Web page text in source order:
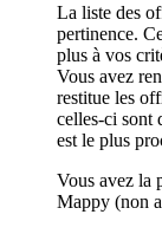
La liste des
pertinence.
plus à vos
Vous avez
restitue les
celles-ci sont
est le plus
Vous avez la
Mappy (non